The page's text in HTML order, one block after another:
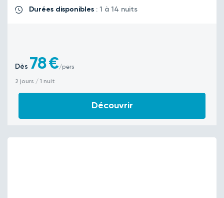
Durées disponibles : 1 à 14 nuits
Dès 78€/pers
2 jours / 1 nuit
Découvrir